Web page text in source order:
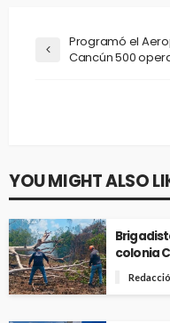
Programó el
Cancún 500
YOU MIGHT ALSO
colonia